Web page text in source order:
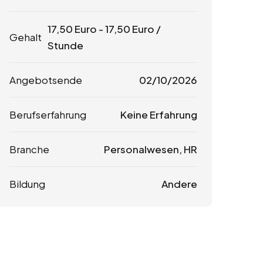
Gehalt
17,50 Euro -17,50 Euro /
Stunde
Angebotsende 02/10/2026
Berufserfahrung Keine Erfahrung
Branche Personalwesen, HR
Bildung Andere